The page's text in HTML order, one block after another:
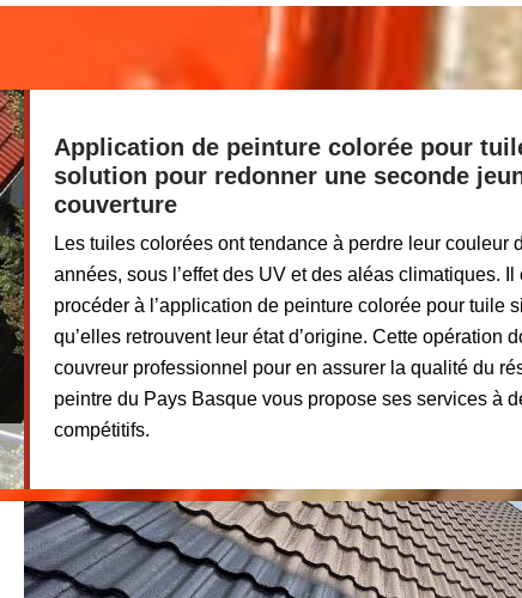
Application de peinture colorée pour
solution pour redonner une seconde
couverture
Les tuiles colorées ont tendance à perdre leur couleur
années, sous l’effet des UV et des aléas climatiques.
procéder à l’application de peinture colorée pour tuile
qu’elles retrouvent leur état d’origine. Cette opération
couvreur professionnel pour en assurer la qualité du
peintre du Pays Basque vous propose ses services à
compétitifs.